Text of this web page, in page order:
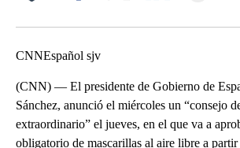
CNNEspañol sjv
(CNN) — El presidente de Gobierno de
Sánchez, anunció el miércoles un “consejo
extraordinario” el jueves, en el que va a
obligatorio de mascarillas al aire libre a